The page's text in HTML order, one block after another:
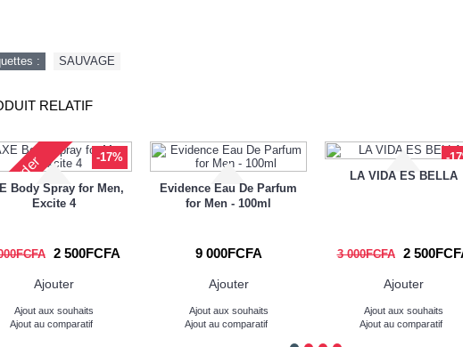
aux souhaits Ajout au comparatif Ajout aux souhaits Ajout au comparatif
: SAUVAGE
RELATIF
-17%
Order
Body Spray for Men,
Excite 4
2 500FCFA
Ajouter
Ajout aux souhaits
Ajout au comparatif
Evidence Eau De Parfum
for Men - 100ml
9 000FCFA
Ajouter
Ajout aux souhaits
Ajout au comparatif
-
LA VIDA ES BELLA
3 000FCFA 2
Ajouter
Ajout aux souhaits
Ajout au comparatif